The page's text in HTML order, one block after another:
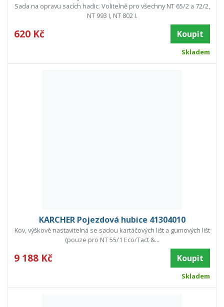
Sada na opravu sacích hadic. Volitelně pro všechny NT 65/2 a 72/2,
NT 993 I, NT 802 I.
620 Kč Koupit
Skladem
KARCHER Pojezdová hubice 41304010
Kov, výškově nastavitelná se sadou kartáčových lišt a gumových lišt
(pouze pro NT 55/1 Eco/Tact &...
9 188 Kč Koupit
Skladem